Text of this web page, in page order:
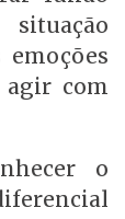
agir com
o